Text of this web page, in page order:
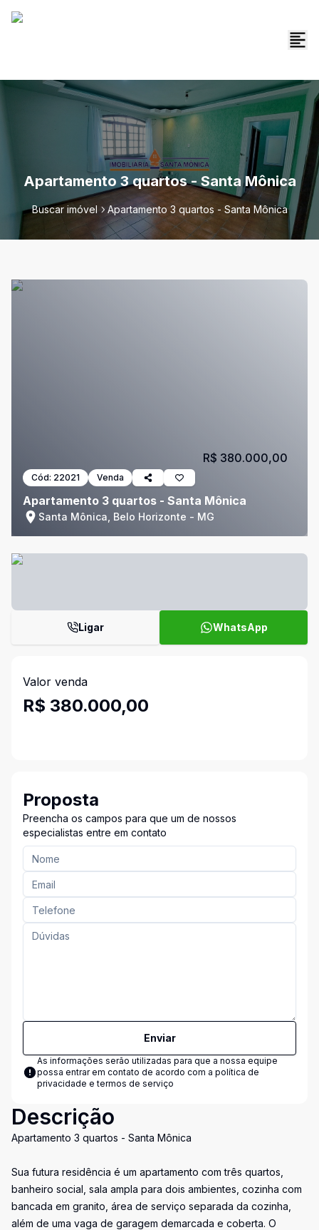
Apartamento 3 quartos - Santa Mônica
Buscar imóvel Apartamento 3 quartos - Santa Mônica
Cód: 22021 Venda
Apartamento 3 quartos - Santa Mônica
Santa Mônica, Belo Horizonte - MG
R$ 380.000,00
Ligar WhatsApp
Valor venda
R$ 380.000,00
Proposta
Preencha os campos para que um de nossos
especialistas entre em contato
Enviar
As informações serão utilizadas para que a nossa equipe
possa entrar em contato de acordo com a política de
privacidade e termos de serviço
Descrição
Apartamento 3 quartos - Santa Mônica
Sua futura residência é um apartamento com três quartos,
banheiro social, sala ampla para dois ambientes, cozinha com
bancada em granito, área de serviço separada da cozinha,
além de uma vaga de garagem demarcada e coberta. O